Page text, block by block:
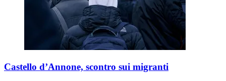
Castello d’Annone, scontro sui migranti